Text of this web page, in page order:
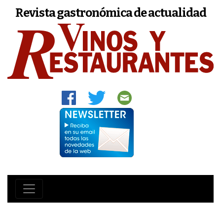
Revista gastronómica de actualidad